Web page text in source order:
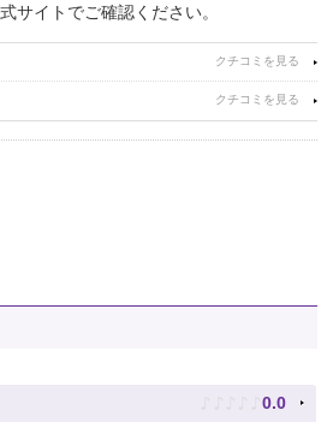
サイトでご確認ください。
♪ ♪ ♪ ♪ ♪ 0.0